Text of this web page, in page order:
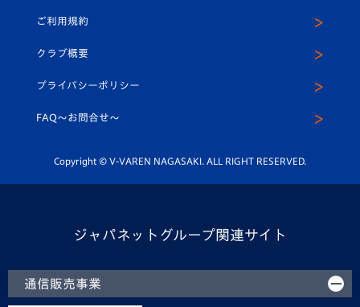
平和祈念活動
ホームタウン活動
スクール
ヴィヴィくんインスタグラム
公式LINE＠
ご利用規約
クラブ概要
プライバシーポリシー
FAQ〜お問合せ〜
Copyright © V-VAREN NAGASAKI. ALL RIGHT RESERVED.
ジャパネットグループ関連サイト
通信販売事業